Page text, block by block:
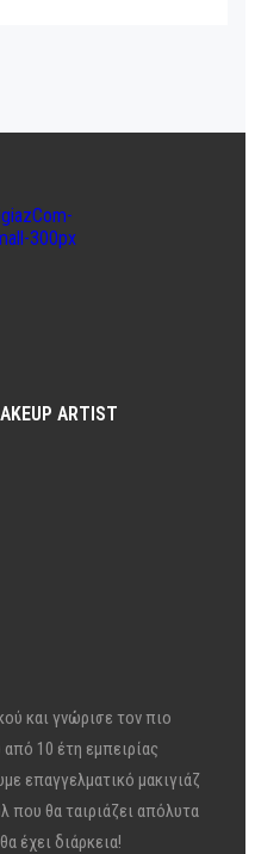
ARTIST
και γνώρισε τον πιο
10 έτη εμπειρίας
επαγγελματικό μακιγιάζ
που θα ταιριάζει απόλυτα
έχει διάρκεια!